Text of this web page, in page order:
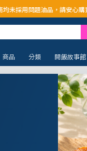
請安心購買食用
商品 分類 開飯故事館